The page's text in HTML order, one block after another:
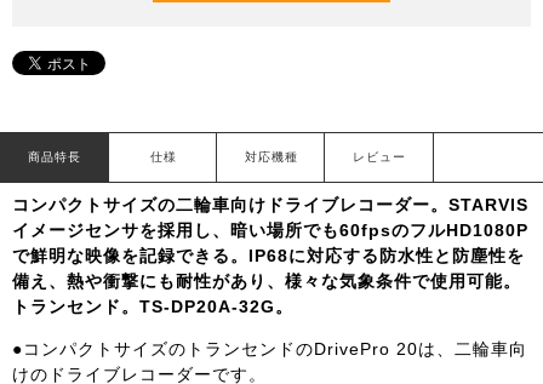
商品特長 仕様 対応機種 レビュー
コンパクトサイズの二輪車向けドライブレコーダー。STARVIS
イメージセンサを採用し、暗い場所でも60fpsのフルHD1080P
で鮮明な映像を記録できる。IP68に対応する防水性と防塵性を
備え、熱や衝撃にも耐性があり、様々な気象条件で使用可能。
トランセンド。TS-DP20A-32G。
●コンパクトサイズのトランセンドのDrivePro 20は、二輪車向
けのドライブレコーダーです。